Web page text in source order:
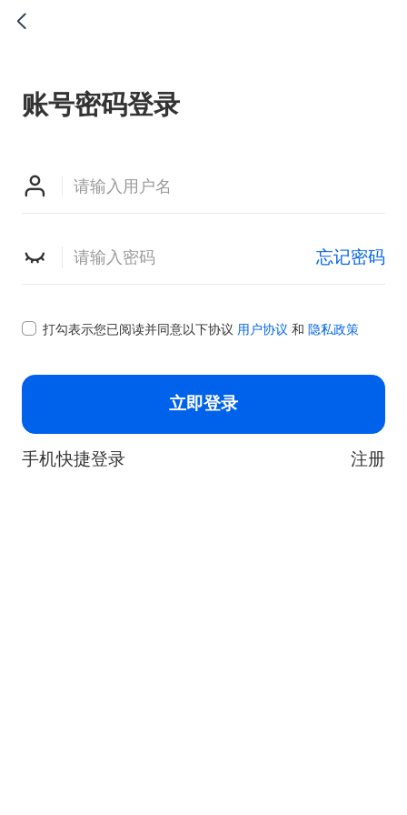

账号密码登录

 忘记密码
 打勾表示您已阅读并同意以下协议 用户协议 和 隐私政策
立即登录
手机快捷登录 注册